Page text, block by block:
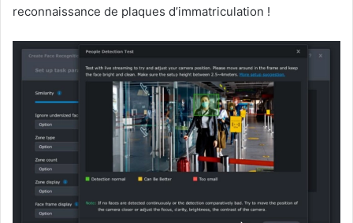
reconnaissance de plaques d’immatriculation !